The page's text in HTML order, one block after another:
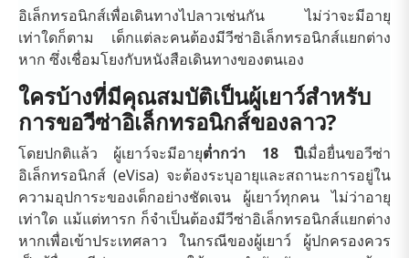
อิเล็กทรอนิกส์เพื่อเดินทางไปลาวเช่นกัน ไม่ว่าจะมีอายุ
เท่าใดก็ตาม เด็กแต่ละคนต้องมีวีซ่าอิเล็กทรอนิกส์แยกต่าง
หาก ซึ่งเชื่อมโยงกับหนังสือเดินทางของตนเอง
ใครบ้างที่มีคุณสมบัติเป็นผู้เยาว์สำหรับ
การขอวีซ่าอิเล็กทรอนิกส์ของลาว?
โดยปกติแล้ว ผู้เยาว์จะมีอายุต่ำกว่า 18 ปีเมื่อยื่นขอวีซ่า
อิเล็กทรอนิกส์ (eVisa) จะต้องระบุอายุและสถานะการอยู่ใน
ความอุปการะของเด็กอย่างชัดเจน ผู้เยาว์ทุกคน ไม่ว่าอายุ
เท่าใด แม้แต่ทารก ก็จำเป็นต้องมีวีซ่าอิเล็กทรอนิกส์แยกต่าง
หากเพื่อเข้าประเทศลาว ในกรณีของผู้เยาว์ ผู้ปกครองควร